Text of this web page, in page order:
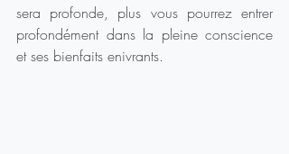
sera profonde, plus vous pourrez entrer
profondément dans la pleine conscience
et ses bienfaits enivrants.